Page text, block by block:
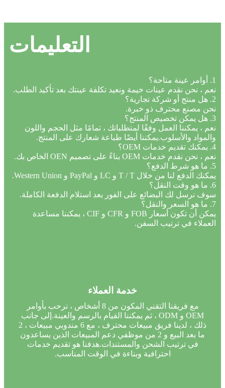
التعليمات
1. أوامر عينة متاحة؟
نعم ، نحن نقدم عينات خيمة ونعيد تكلفة عينتك بعد تأكيد الطلب.
2. هل منتج أو شركة تجارية؟
نحن مصنع محترف ذو خبرة.
3. هل يمكن تخصيص المنتج؟
نعم ، يمكننا العمل وفقًا لمتطلباتك ، تمامًا مثل الحجم واللون
والمواد والأسلوب.يمكننا أيضًا طباعة شعارك على المنتج.
4. يمكنك تقديم خدمات OEM؟
نعم ، نحن نقدم خدمات OEM بناءً على تصميم OEN الخاص بك.
5. ما هو شرط الدفع؟
يمكنك الدفع لنا من خلال T / T و LC و PayPal و Western Union.
6. ما هو وقت النقل؟
سوف نرسل لك البضائع على الفور بعد استلام الدفعة الكاملة.
7. ما هو السعر والنقل؟
يمكن أن تكون أسعار FOB و CFR و CIF ، يمكننا مساعدة
العملاء في ترتيب السفن.
خدمة العملاء
مع فريقنا التقني المكون من 8 أشخاص ، نرحب بأوامر
OEM و ODM ، ثم يمكننا القيام بالرسم والعينة.إلى جانب
ذلك ، لدينا فريق مبيعات محترف ، مع 6 مندوبي مبيعات ، 2
ما بعد البيع و 2 من موظفي دعم المبيعات الذين يساعدون
في ترتيب الشحن والمستندات.هدفنا هو تقديم خدمات
احترافية وبناءة في الوقت المناسب.